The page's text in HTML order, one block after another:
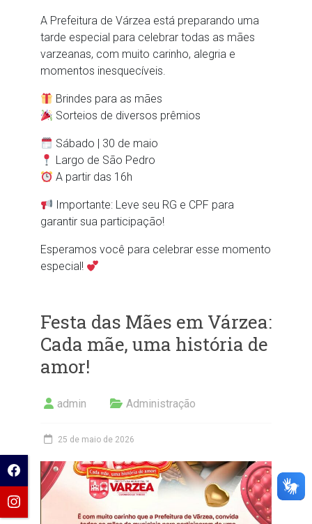
A Prefeitura de Várzea está preparando uma
tarde especial para celebrar todas as mães
varzeanas, com muito carinho, alegria e
momentos inesquecíveis.
Brindes para as mães
Sorteios de diversos prêmios
Sábado | 30 de maio
Largo de São Pedro
A partir das 16h
Importante: Leve seu RG e CPF para
garantir sua participação!
Esperamos você para celebrar esse momento
especial!
Festa das Mães em Várzea:
Cada mãe, uma história de
amor!
admin Administração
25 de maio de 2026